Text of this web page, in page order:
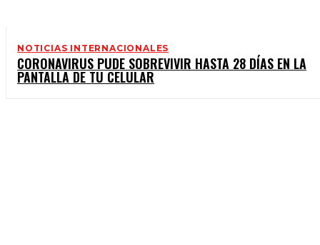
NOTICIAS INTERNACIONALES
CORONAVIRUS PUDE SOBREVIVIR HASTA 28 DÍAS EN LA
PANTALLA DE TU CELULAR